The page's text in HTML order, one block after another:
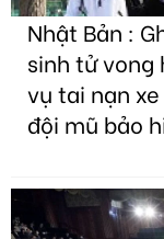
Nhật Bản :
sinh tử vong
vụ tai nạn
đội mũ bảo